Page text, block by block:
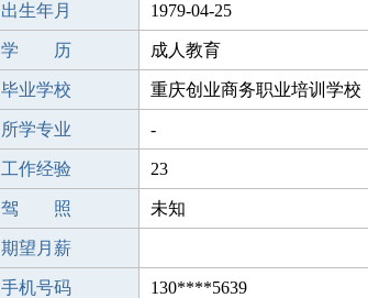
出生年月 1979-04-25
学 历 成人教育
毕业学校 重庆创业商务职业培训学校
所学专业 -
工作经验 23
驾 照 未知
期望月薪
手机号码 130****5639